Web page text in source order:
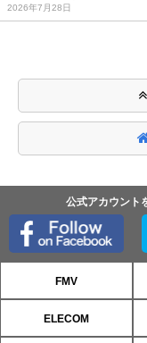
2026年7月28日
公式アカウント
FMV
ELECOM